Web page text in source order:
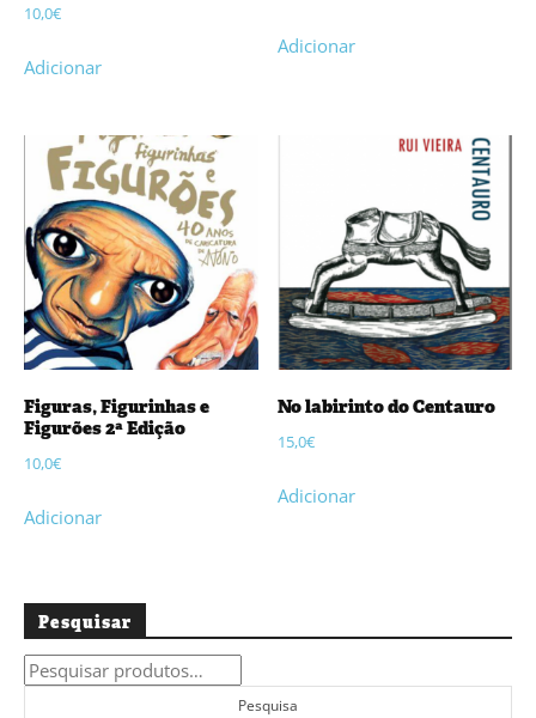
10,0€
Adicionar
Adicionar
Figuras, Figurinhas e
Figurões 2ª Edição
10,0€
Adicionar
No labirinto do Centauro
15,0€
Adicionar
Pesquisar
Pesquisar
por:
Pesquisa